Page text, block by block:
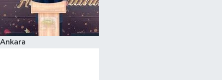
Ankara
Spor